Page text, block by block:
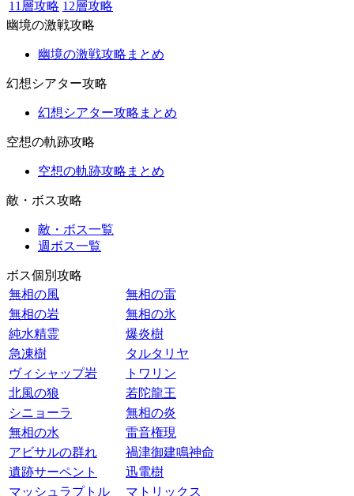
11層攻略 12層攻略
幽境の激戦攻略
幽境の激戦攻略まとめ
幻想シアター攻略
幻想シアター攻略まとめ
空想の軌跡攻略
空想の軌跡攻略まとめ
敵・ボス攻略
敵・ボス一覧
週ボス一覧
ボス個別攻略
無相の風
無相の雷
無相の岩
無相の氷
純水精霊
爆炎樹
急凍樹
タルタリヤ
ヴィシャップ岩
トワリン
北風の狼
若陀龍王
シニョーラ
無相の炎
無相の水
雷音権現
アビサルの群れ
禍津御建鳴神命
遺跡サーペント
迅電樹
マッシュラプトル
マトリックス